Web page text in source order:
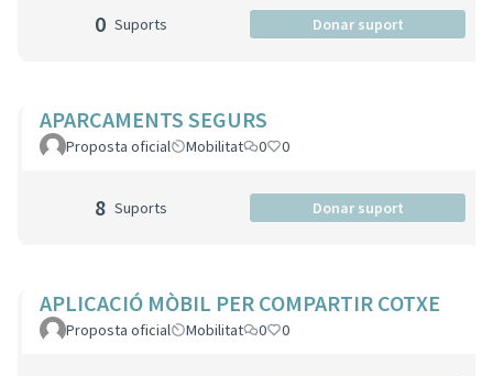
0 Suports Donar suport
APARCAMENTS SEGURS
Proposta oficial Mobilitat 0 0
8 Suports Donar suport
APLICACIÓ MÒBIL PER COMPARTIR COTXE
Proposta oficial Mobilitat 0 0